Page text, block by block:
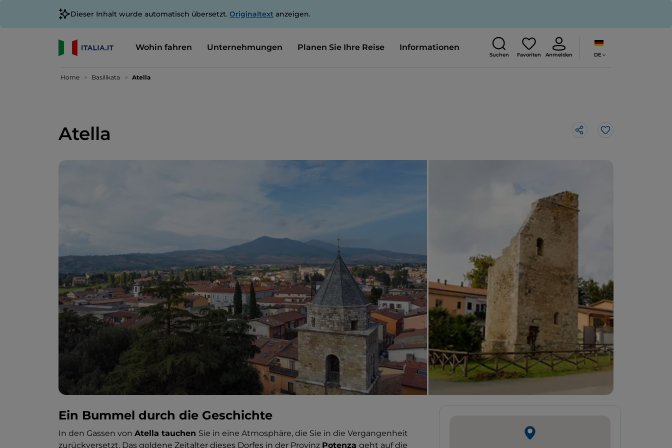
Dieser Inhalt wurde automatisch übersetzt. Originaltext anzeigen.
Wohin fahren Unternehmungen Planen Sie Ihre Reise Informationen
Suchen Favoriten Anmelden DE
Home Basilikata Atella
Atella Like
Ein Bummel durch die Geschichte
In den Gassen von Atella tauchen Sie in eine Atmosphäre, die Sie in die Vergangenheit
zurückversetzt. Das goldene Zeitalter dieses Dorfes in der Provinz Potenza geht auf die